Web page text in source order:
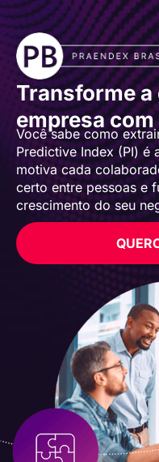
Transforme a
empresa
Você sabe como
Predictive Index (PI) é
motiva cada
certo entre pessoas e
crescimento do seu